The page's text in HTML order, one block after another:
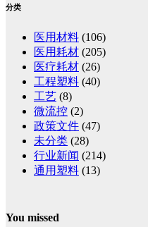
分类
医用材料 (106)
医用耗材 (205)
医疗耗材 (26)
工程塑料 (40)
工艺 (8)
微流控 (2)
政策文件 (47)
未分类 (28)
行业新闻 (214)
通用塑料 (13)
You missed